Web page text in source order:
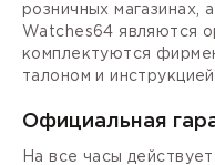
розничных магазинах,
Watches64 являются
комплектуются
талоном и инструкцией.
Официальная
На все часы